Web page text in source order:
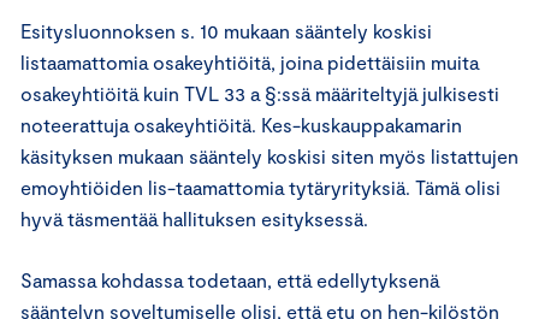
Esitysluonnoksen s. 10 mukaan sääntely koskisi
listaamattomia osakeyhtiöitä, joina pidettäisiin muita
osakeyhtiöitä kuin TVL 33 a §:ssä määriteltyjä julkisesti
noteerattuja osakeyhtiöitä. Kes-kuskauppakamarin
käsityksen mukaan sääntely koskisi siten myös listattujen
emoyhtiöiden lis-taamattomia tytäryrityksiä. Tämä olisi
hyvä täsmentää hallituksen esityksessä.
Samassa kohdassa todetaan, että edellytyksenä
sääntelyn soveltumiselle olisi, että etu on hen-kilöstön